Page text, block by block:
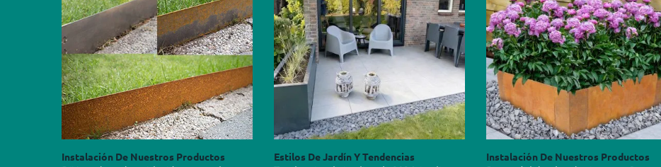
Instalación De Nuestros Productos Estilos De Jardín Y Tendencias Instalación De Nuestros Productos